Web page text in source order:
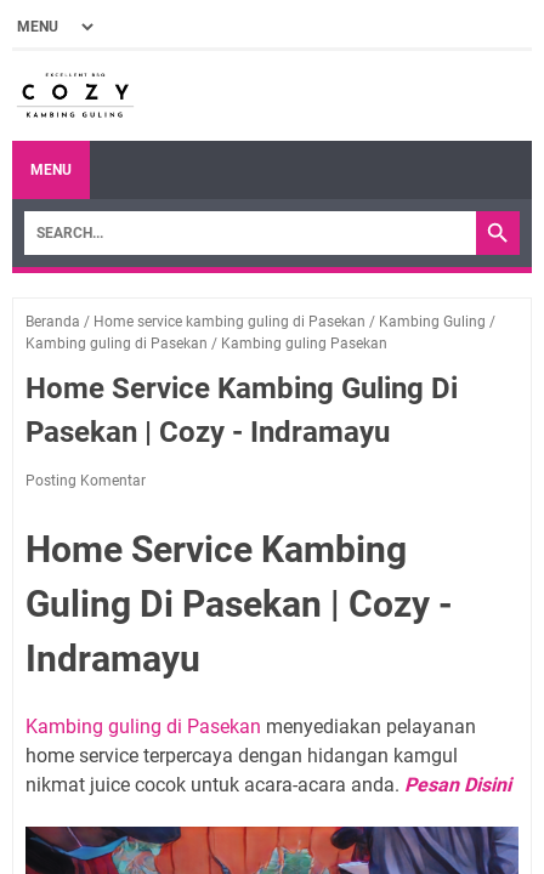
MENU
Beranda / Home service kambing guling di Pasekan / Kambing Guling /
Kambing guling di Pasekan / Kambing guling Pasekan
Home Service Kambing Guling Di
Pasekan | Cozy - Indramayu
Posting Komentar
Home Service Kambing
Guling Di Pasekan | Cozy -
Indramayu
Kambing guling di Pasekan menyediakan pelayanan
home service terpercaya dengan hidangan kamgul
nikmat juice cocok untuk acara-acara anda. Pesan Disini